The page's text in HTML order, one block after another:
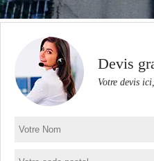
Devis
Votre devis